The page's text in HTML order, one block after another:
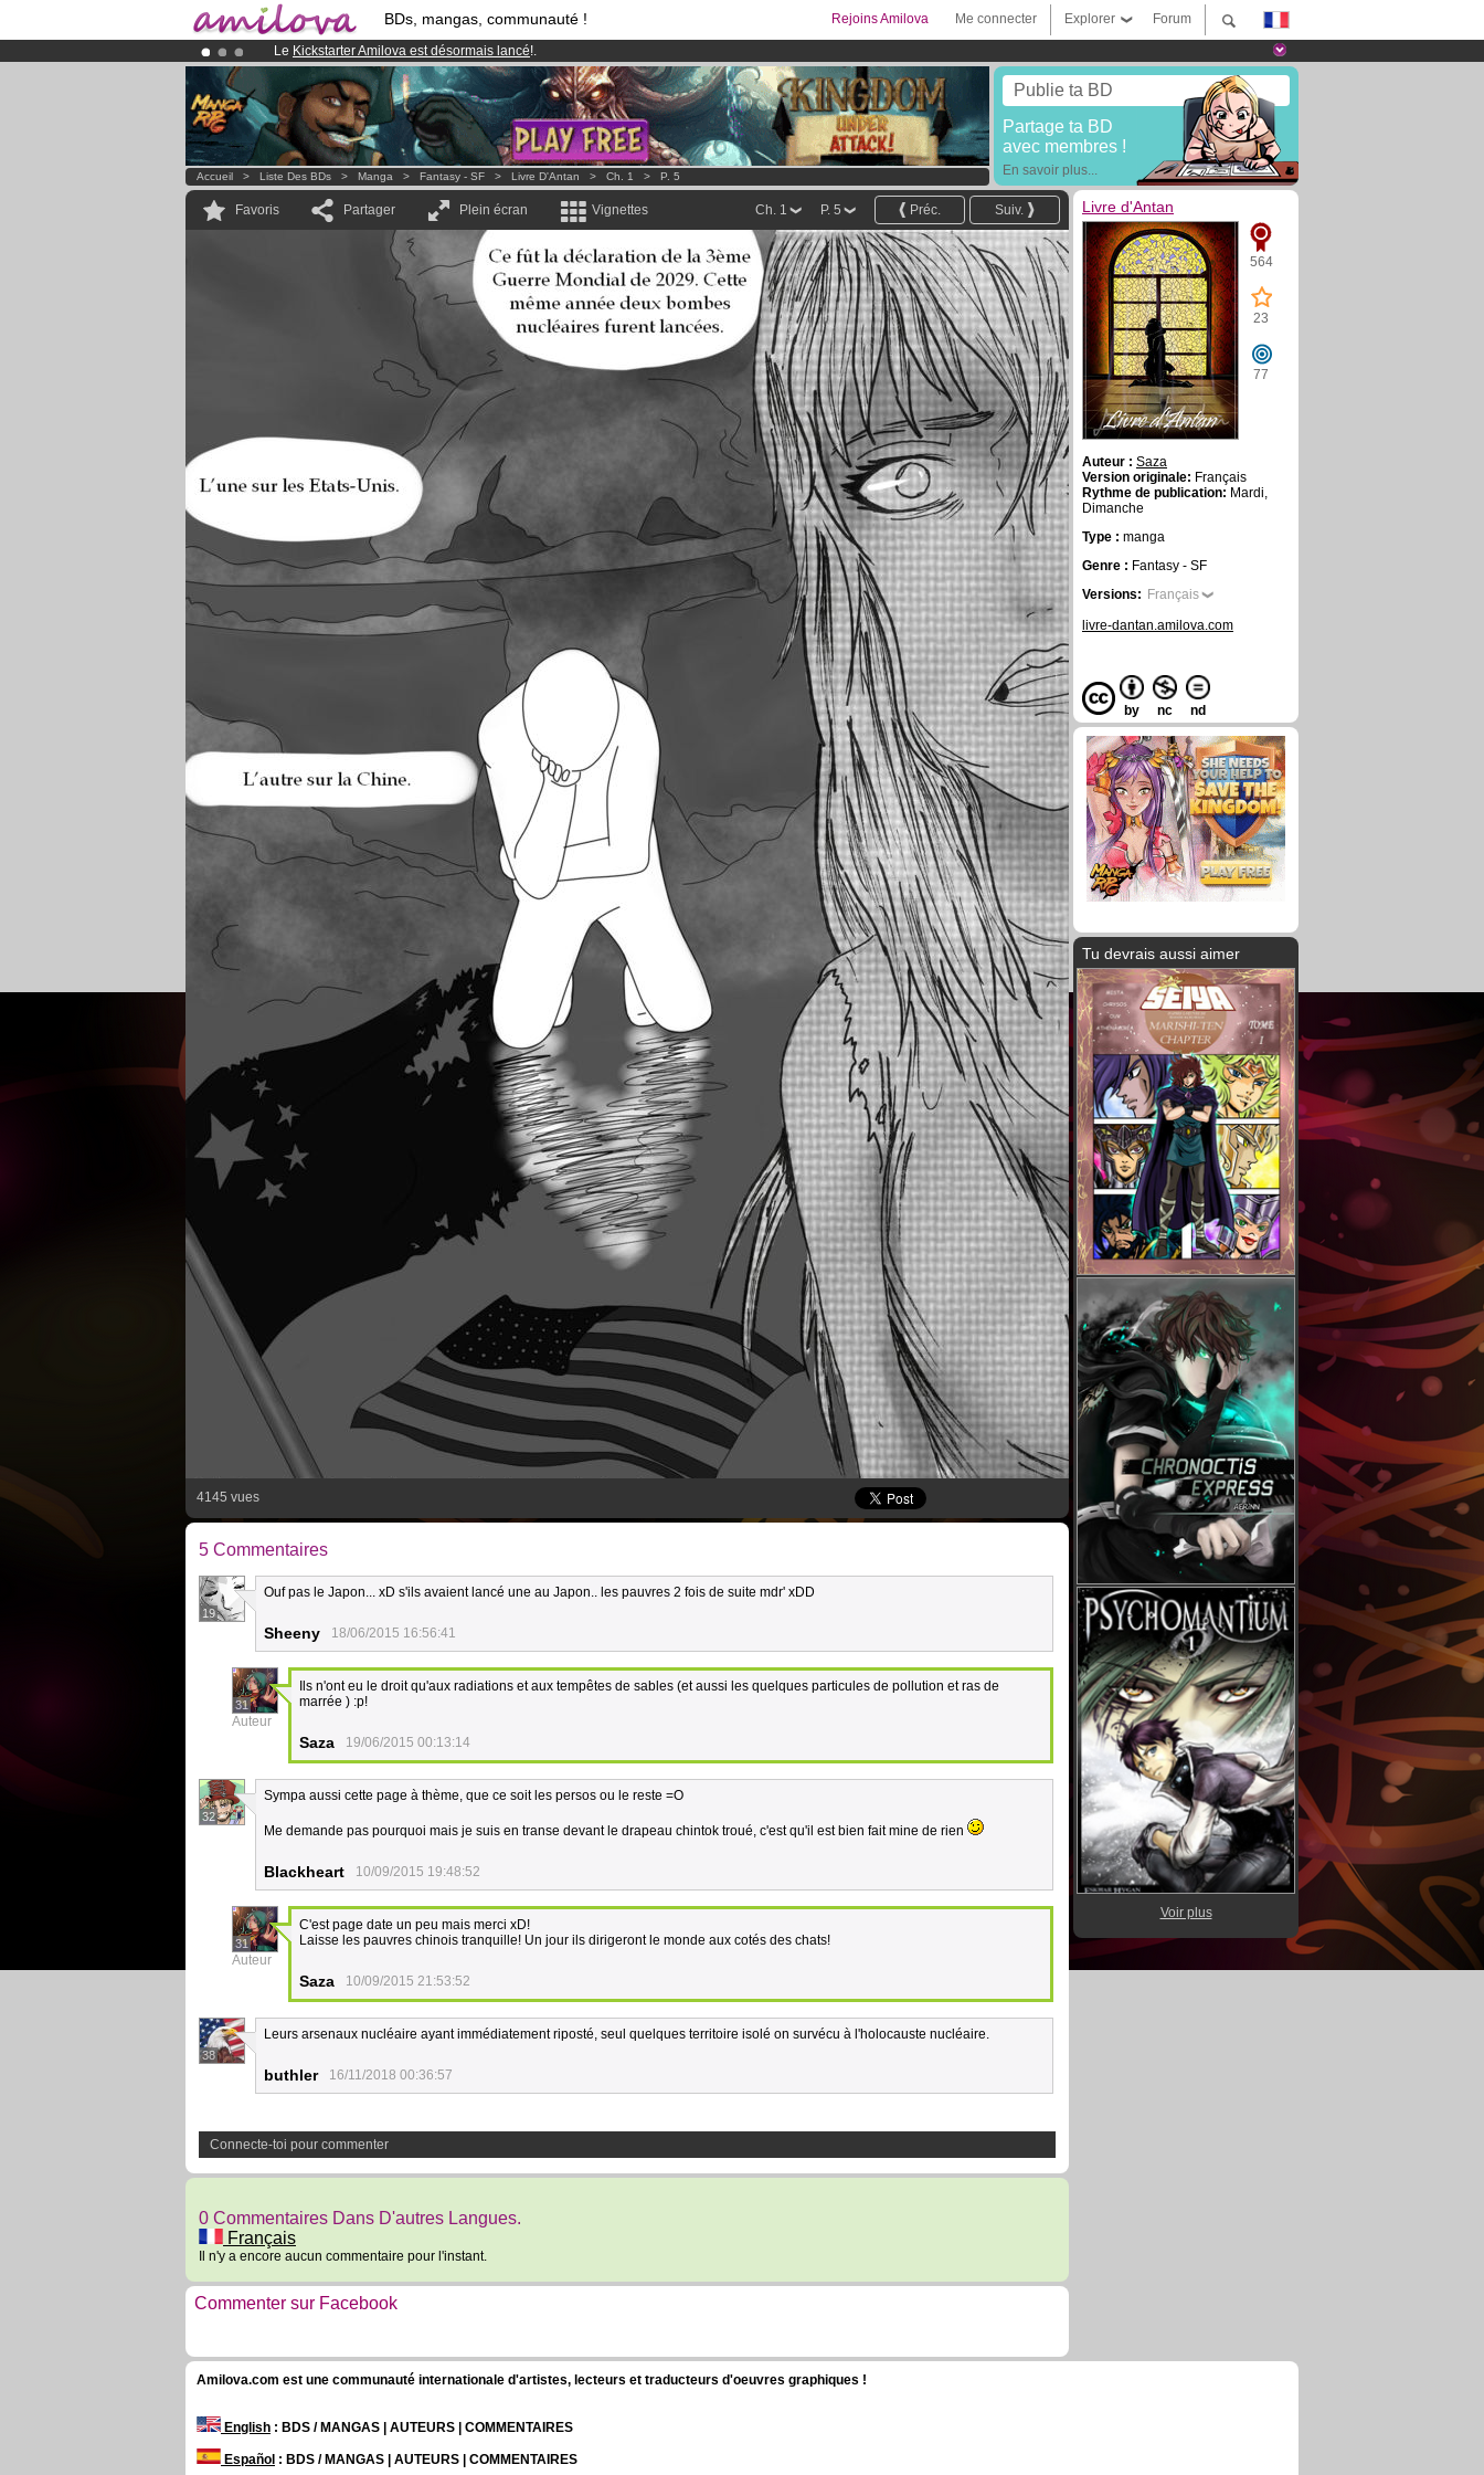
BDs, mangas, communauté ! Forum
Explorer
Me connecter
Rejoins Amilova
Le Kickstarter Amilova est désormais lancé!.
Déjà 100000membreset 1000BDs & Mangas!
Abonnement premium: à partir de
3.95 eurospar mois !Clique ici pour t'abonner
Publie ta BD
Partage ta BD
avec membres !
En savoir plus...
Accueil > Liste Des BDs > Manga > Fantasy - SF > Livre D'Antan > Ch. 1 > P. 5
Favoris Partager Plein écran Vignettes Suiv.
Préc.
P. 5
Ch. 1
4145 vues
5 Commentaires
19
Ouf pas le Japon... xD s'ils avaient lancé une au Japon.. les pauvres 2 fois de suite mdr' xDD
Sheeny 18/06/2015 16:56:41
31
Auteur
Ils n'ont eu le droit qu'aux radiations et aux tempêtes de sables (et aussi les quelques particules de pollution et ras de
marrée ) :p!
Saza 19/06/2015 00:13:14
32
Sympa aussi cette page à thème, que ce soit les persos ou le reste =O
Me demande pas pourquoi mais je suis en transe devant le drapeau chintok troué, c'est qu'il est bien fait mine de rien
Blackheart 10/09/2015 19:48:52
31
Auteur
C'est page date un peu mais merci xD!
Laisse les pauvres chinois tranquille! Un jour ils dirigeront le monde aux cotés des chats!
Saza 10/09/2015 21:53:52
38
Leurs arsenaux nucléaire ayant immédiatement riposté, seul quelques territoire isolé on survécu à l'holocauste nucléaire.
buthler 16/11/2018 00:36:57
Connecte-toi pour commenter
0 Commentaires Dans D'autres Langues.
Français
Il n'y a encore aucun commentaire pour l'instant.
Commenter sur Facebook
Livre d'Antan
564
23
77
Auteur : Saza
Version originale: Français
Rythme de publication: Mardi,
Dimanche
Type : manga
Genre : Fantasy - SF
Versions: Français
livre-dantan.amilova.com
by nc nd
Tu devrais aussi aimer
Voir plus
Amilova.com est une communauté internationale d'artistes, lecteurs et traducteurs d'oeuvres graphiques !
English : BDS / MANGAS | AUTEURS | COMMENTAIRES
Español : BDS / MANGAS | AUTEURS | COMMENTAIRES